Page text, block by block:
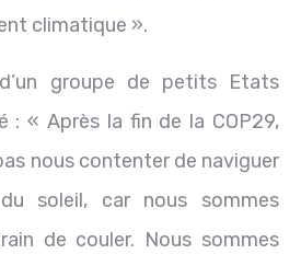
climatique ».
groupe de petits Etats
: « Après la fin de la COP29,
nous contenter de naviguer
soleil, car nous sommes
de couler. Nous sommes